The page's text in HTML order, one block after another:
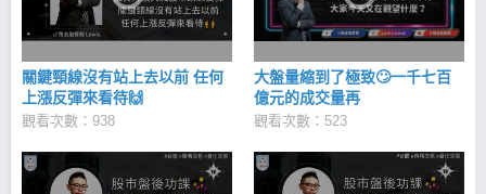
關鍵頸線沒有站上去以前 任何
上漲反彈來看待🙌
觀看次數：938
大盤量縮到了極致🙄一千七百
億元的成交量再
觀看次數：523